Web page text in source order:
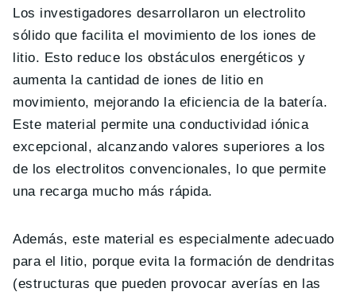
Los investigadores desarrollaron un electrolito
sólido que facilita el movimiento de los iones de
litio. Esto reduce los obstáculos energéticos y
aumenta la cantidad de iones de litio en
movimiento, mejorando la eficiencia de la batería.
Este material permite una conductividad iónica
excepcional, alcanzando valores superiores a los
de los electrolitos convencionales, lo que permite
una recarga mucho más rápida.
Además, este material es especialmente adecuado
para el litio, porque evita la formación de dendritas
(estructuras que pueden provocar averías en las